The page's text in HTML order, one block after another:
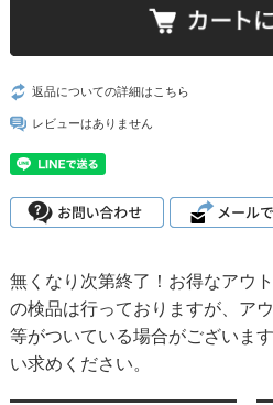
返品についての詳細はこちら
レビューはありません
無くなり次第終了！お得なアウ
の検品は行っておりますが、ア
等がついている場合がございま
い求めください。